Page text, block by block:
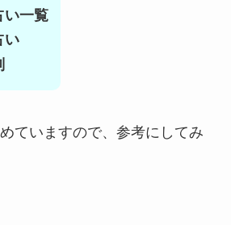
い一覧
い
ていますので、参考にしてみ